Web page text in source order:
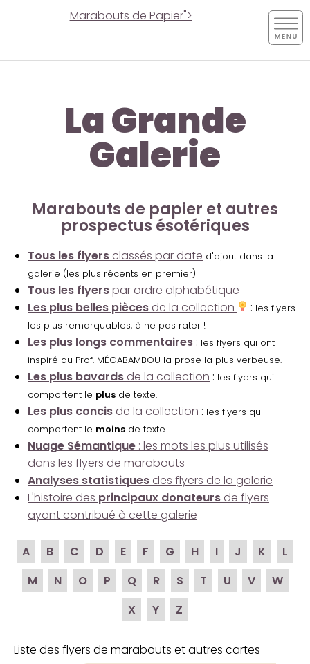
Marabouts de Papier">
La Grande
Galerie
Marabouts de papier et autres
prospectus ésotériques
Tous les flyers classés par date d'ajout dans la
galerie (les plus récents en premier)
Tous les flyerspar ordre alphabétique
Les plus belles pièces de la collection : les flyers
les plus remarquables, à ne pas rater !
Les plus longs commentaires : les flyers qui ont
inspiré au Prof. MÉGABAMBOU la prose la plus verbeuse.
Les plus bavards de la collection : les flyers qui
comportent le plus de texte.
Les plus concis de la collection : les flyers qui
comportent le moins de texte.
Nuage Sémantique : les mots les plus utilisés
dans les flyers de marabouts
Analyses statistiques des flyers de la galerie
L'histoire des principaux donateurs de flyers
ayant contribué à cette galerie
A B C D E F G H I J K
L
M
N O P Q R S T U V
W
X
Y Z
Liste des flyers de marabouts et autres cartes